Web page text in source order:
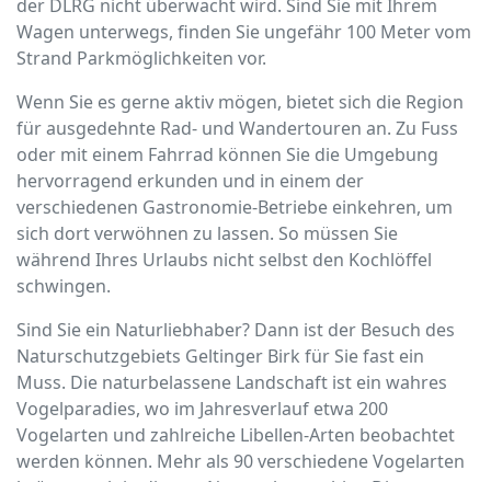
der DLRG nicht überwacht wird. Sind Sie mit Ihrem
Wagen unterwegs, finden Sie ungefähr 100 Meter vom
Strand Parkmöglichkeiten vor.
Wenn Sie es gerne aktiv mögen, bietet sich die Region
für ausgedehnte Rad- und Wandertouren an. Zu Fuss
oder mit einem Fahrrad können Sie die Umgebung
hervorragend erkunden und in einem der
verschiedenen Gastronomie-Betriebe einkehren, um
sich dort verwöhnen zu lassen. So müssen Sie
während Ihres Urlaubs nicht selbst den Kochlöffel
schwingen.
Sind Sie ein Naturliebhaber? Dann ist der Besuch des
Naturschutzgebiets Geltinger Birk für Sie fast ein
Muss. Die naturbelassene Landschaft ist ein wahres
Vogelparadies, wo im Jahresverlauf etwa 200
Vogelarten und zahlreiche Libellen-Arten beobachtet
werden können. Mehr als 90 verschiedene Vogelarten